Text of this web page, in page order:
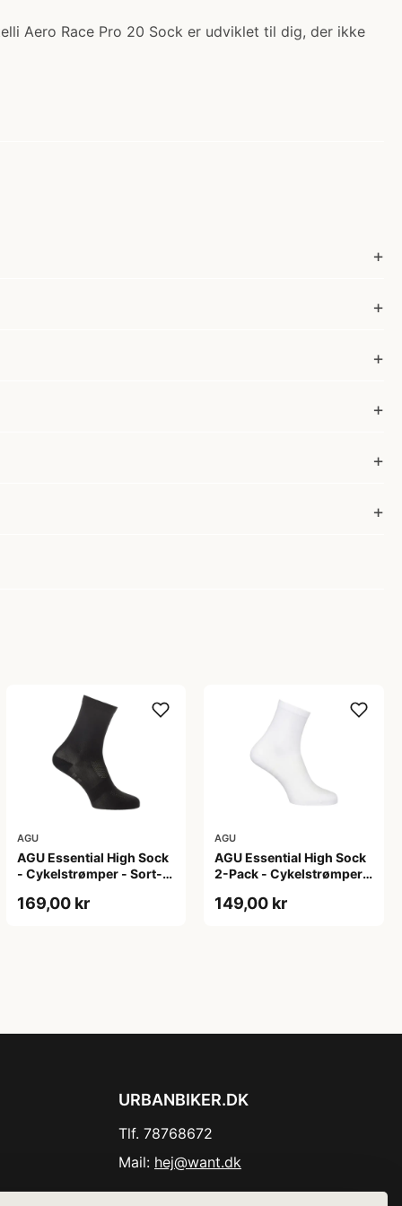
Aero Race Pro 20 Sock er udviklet til dig, der ikke
AGU
AGU Essential High Sock
- Cykelstrømper - Sort-
169,00 kr
AGU
AGU Essential High Sock
2-Pack - Cykelstrømper -
149,00 kr
URBANBIKER.DK
Tlf. 78768672
Mail: hej@want.dk